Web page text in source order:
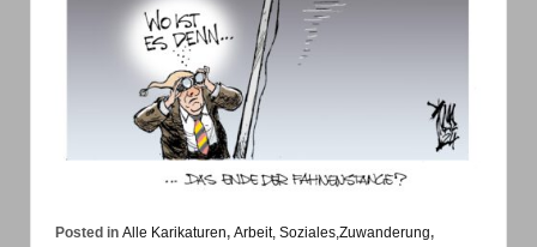
Posted in Alle Karikaturen, Arbeit, Soziales,Zuwanderung,